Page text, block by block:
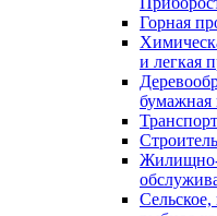
Горная
и легкая
Транспорт
Жилищно-
Сельское,